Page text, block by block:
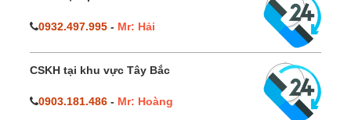
0932.497.995 - Mr: Hải
CSKH tại khu vực Tây Bắc
0903.181.486 - Mr: Hoàng